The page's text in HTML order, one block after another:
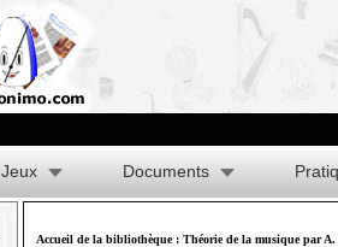
Jeux Documents
Accueil de la bibliothèque: Théorie de la musique par A.